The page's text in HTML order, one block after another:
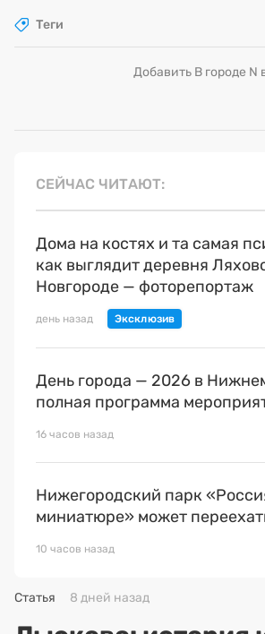
Теги
Добавить В городе N
СЕЙЧАС ЧИТАЮТ
Дома на костях и та самая
как выглядит деревня
Новгороде — фоторепортаж
день назад
День города — 2026 в
полная программа
16 часов назад
Нижегородский парк
миниатюре» может
10 часов назад
Статья 8 дней назад